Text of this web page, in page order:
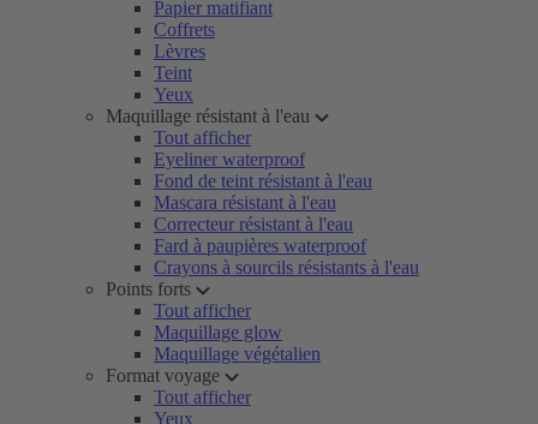
Papier matifiant
Coffrets
Lèvres
Teint
Yeux
Maquillage résistant à l'eau
Tout afficher
Eyeliner waterproof
Fond de teint résistant à l'eau
Mascara résistant à l'eau
Correcteur résistant à l'eau
Fard à paupières waterproof
Crayons à sourcils résistants à l'eau
Points forts
Tout afficher
Maquillage glow
Maquillage végétalien
Format voyage
Tout afficher
Yeux